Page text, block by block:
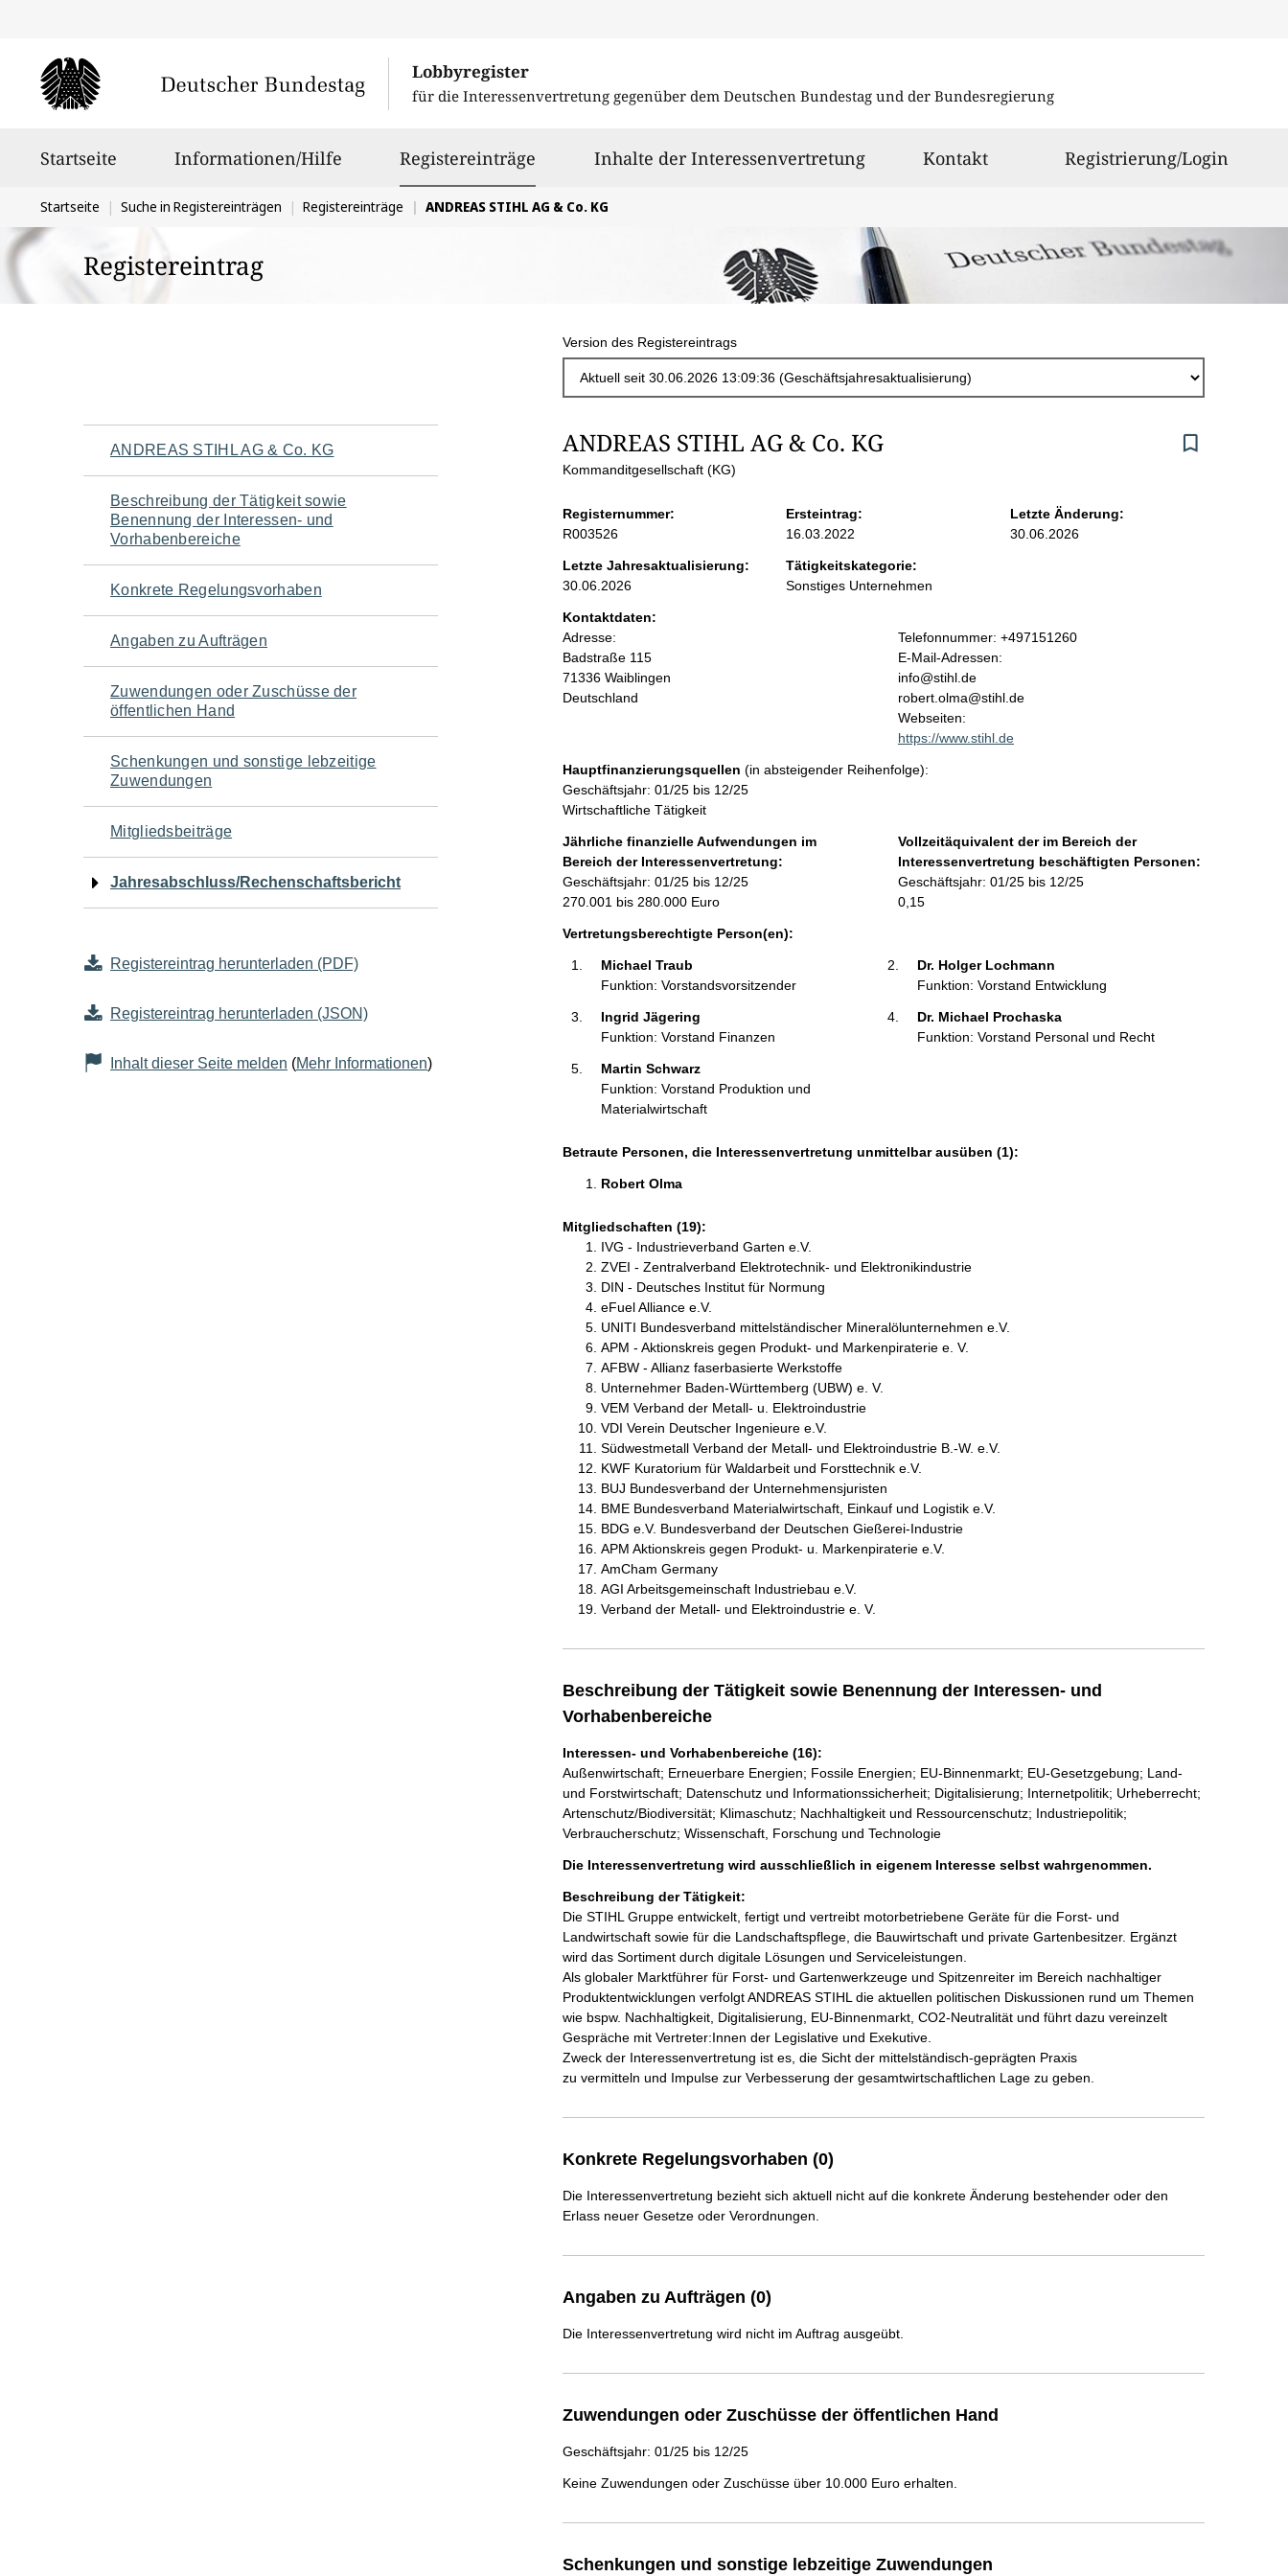
Lobbyregister
für die Interessenvertretung gegenüber dem Deutschen Bundestag und der Bundesregierung
Startseite Informationen/Hilfe Registereinträge ausgewähltInhalte der Interessenvertretung Kontakt Registrierung/Login
Sie
befinden
sich
hier:
Startseite Suche in Registereinträgen Registereinträge ANDREAS STIHL AG & Co. KG
Registereintrag
Version des Registereintrags
Navigation
für
den
Seiteninhalt
ANDREAS STIHL AG & Co. KG
Beschreibung der Tätigkeit sowie
Benennung der Interessen- und
Vorhabenbereiche
Konkrete Regelungsvorhaben
Angaben zu Aufträgen
Zuwendungen oder Zuschüsse der
öffentlichen Hand
Schenkungen und sonstige lebzeitige
Zuwendungen
Mitgliedsbeiträge
Jahresabschluss/Rechenschaftsbericht
Registereintrag herunterladen (PDF)
Registereintrag herunterladen (JSON)
Inhalt dieser Seite melden (Mehr Informationen)
S
i
t
e
n
n
h
a
l
t
ANDREAS STIHL AG & Co. KG
Kommanditgesellschaft (KG)
Registernummer:
R003526
Ersteintrag:
16.03.2022
Letzte Änderung:
30.06.2026
Letzte Jahresaktualisierung:
30.06.2026
Tätigkeitskategorie:
Sonstiges Unternehmen
Kontaktdaten:
Adresse:
Badstraße 115
71336 Waiblingen
Deutschland
K
o
n
t
a
k
i
o
r
m
a
n
Telefonnummer: +497151260
E-Mail-Adressen:
info@stihl.de
robert.olma@stihl.de
Webseiten:
https://www.stihl.de
Hauptfinanzierungsquellen (in absteigender Reihenfolge):
Geschäftsjahr: 01/25 bis 12/25
Wirtschaftliche Tätigkeit
Jährliche finanzielle Aufwendungen im
Bereich der Interessenvertretung:
Geschäftsjahr: 01/25 bis 12/25
270.001 bis 280.000 Euro
Vollzeitäquivalent der im Bereich der
Interessenvertretung beschäftigten Personen:
Geschäftsjahr: 01/25 bis 12/25
0,15
Vertretungsberechtigte Person(en):
Michael Traub
Funktion: Vorstandsvorsitzender
Dr. Holger Lochmann
Funktion: Vorstand Entwicklung
Ingrid Jägering
Funktion: Vorstand Finanzen
Dr. Michael Prochaska
Funktion: Vorstand Personal und Recht
Martin Schwarz
Funktion: Vorstand Produktion und
Materialwirtschaft
Betraute Personen, die Interessenvertretung unmittelbar ausüben (1):
Robert Olma
Mitgliedschaften (19):
IVG - Industrieverband Garten e.V.
ZVEI - Zentralverband Elektrotechnik- und Elektronikindustrie
DIN - Deutsches Institut für Normung
eFuel Alliance e.V.
UNITI Bundesverband mittelständischer Mineralölunternehmen e.V.
APM - Aktionskreis gegen Produkt- und Markenpiraterie e. V.
AFBW - Allianz faserbasierte Werkstoffe
Unternehmer Baden-Württemberg (UBW) e. V.
VEM Verband der Metall- u. Elektroindustrie
VDI Verein Deutscher Ingenieure e.V.
Südwestmetall Verband der Metall- und Elektroindustrie B.-W. e.V.
KWF Kuratorium für Waldarbeit und Forsttechnik e.V.
BUJ Bundesverband der Unternehmensjuristen
BME Bundesverband Materialwirtschaft, Einkauf und Logistik e.V.
BDG e.V. Bundesverband der Deutschen Gießerei-Industrie
APM Aktionskreis gegen Produkt- u. Markenpiraterie e.V.
AmCham Germany
AGI Arbeitsgemeinschaft Industriebau e.V.
Verband der Metall- und Elektroindustrie e. V.
Beschreibung der Tätigkeit sowie Benennung der Interessen- und
Vorhabenbereiche
Interessen- und Vorhabenbereiche (16):
Außenwirtschaft; Erneuerbare Energien; Fossile Energien; EU-Binnenmarkt; EU-Gesetzgebung; Land-
und Forstwirtschaft; Datenschutz und Informationssicherheit; Digitalisierung; Internetpolitik; Urheberrecht;
Artenschutz/Biodiversität; Klimaschutz; Nachhaltigkeit und Ressourcenschutz; Industriepolitik;
Verbraucherschutz; Wissenschaft, Forschung und Technologie
Die Interessenvertretung wird ausschließlich in eigenem Interesse selbst wahrgenommen.
Beschreibung der Tätigkeit:
Die STIHL Gruppe entwickelt, fertigt und vertreibt motorbetriebene Geräte für die Forst- und
Landwirtschaft sowie für die Landschaftspflege, die Bauwirtschaft und private Gartenbesitzer. Ergänzt
wird das Sortiment durch digitale Lösungen und Serviceleistungen.
Als globaler Marktführer für Forst- und Gartenwerkzeuge und Spitzenreiter im Bereich nachhaltiger
Produktentwicklungen verfolgt ANDREAS STIHL die aktuellen politischen Diskussionen rund um Themen
wie bspw. Nachhaltigkeit, Digitalisierung, EU-Binnenmarkt, CO2-Neutralität und führt dazu vereinzelt
Gespräche mit Vertreter:Innen der Legislative und Exekutive.
Zweck der Interessenvertretung ist es, die Sicht der mittelständisch-geprägten Praxis
zu vermitteln und Impulse zur Verbesserung der gesamtwirtschaftlichen Lage zu geben.
Konkrete Regelungsvorhaben (0)
Die Interessenvertretung bezieht sich aktuell nicht auf die konkrete Änderung bestehender oder den
Erlass neuer Gesetze oder Verordnungen.
Angaben zu Aufträgen (0)
Die Interessenvertretung wird nicht im Auftrag ausgeübt.
Zuwendungen oder Zuschüsse der öffentlichen Hand
Geschäftsjahr: 01/25 bis 12/25
Keine Zuwendungen oder Zuschüsse über 10.000 Euro erhalten.
Schenkungen und sonstige lebzeitige Zuwendungen